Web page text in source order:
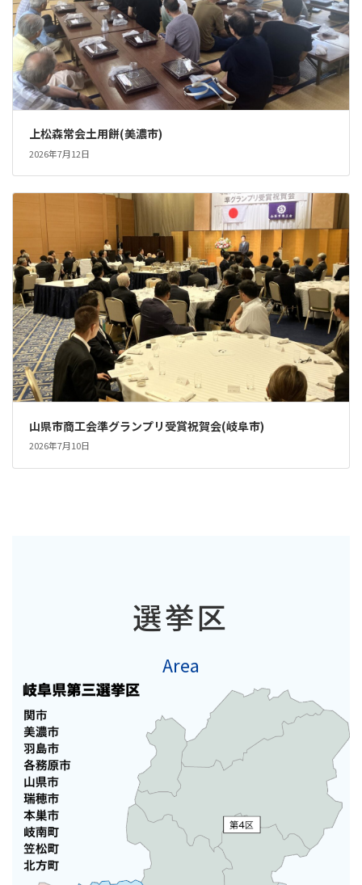
上松森常会土用餅(美濃市)
2026年7月12日
山県市商工会準グランプリ受賞祝賀会(岐阜市)
2026年7月10日
選挙区
Area